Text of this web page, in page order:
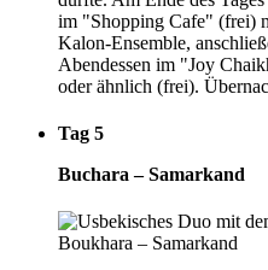
im "Shopping Cafe" (frei)
Kalon-Ensemble,
Abendessen im "Joy
oder ähnlich (frei).
Tag 5
Buchara – Samarkand